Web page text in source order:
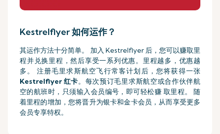
Kestrelflyer 如何运作？
其运作方法十分简单。 加入 Kestrelflyer 后，您可以赚取里
程并兑换里程，然后享受一系列优惠。里程越多，优惠越
多。 注册毛里求斯航空飞行常客计划后，您将获得一张
Kestrelflyer 红卡。每次预订毛里求斯航空或合作伙伴航
空的航班时，只须输入会员编号，即可轻松赚 取里程。 随
着里程的增加，您将晋升为银卡和金卡会员，从而享受更多
会员专享特权。